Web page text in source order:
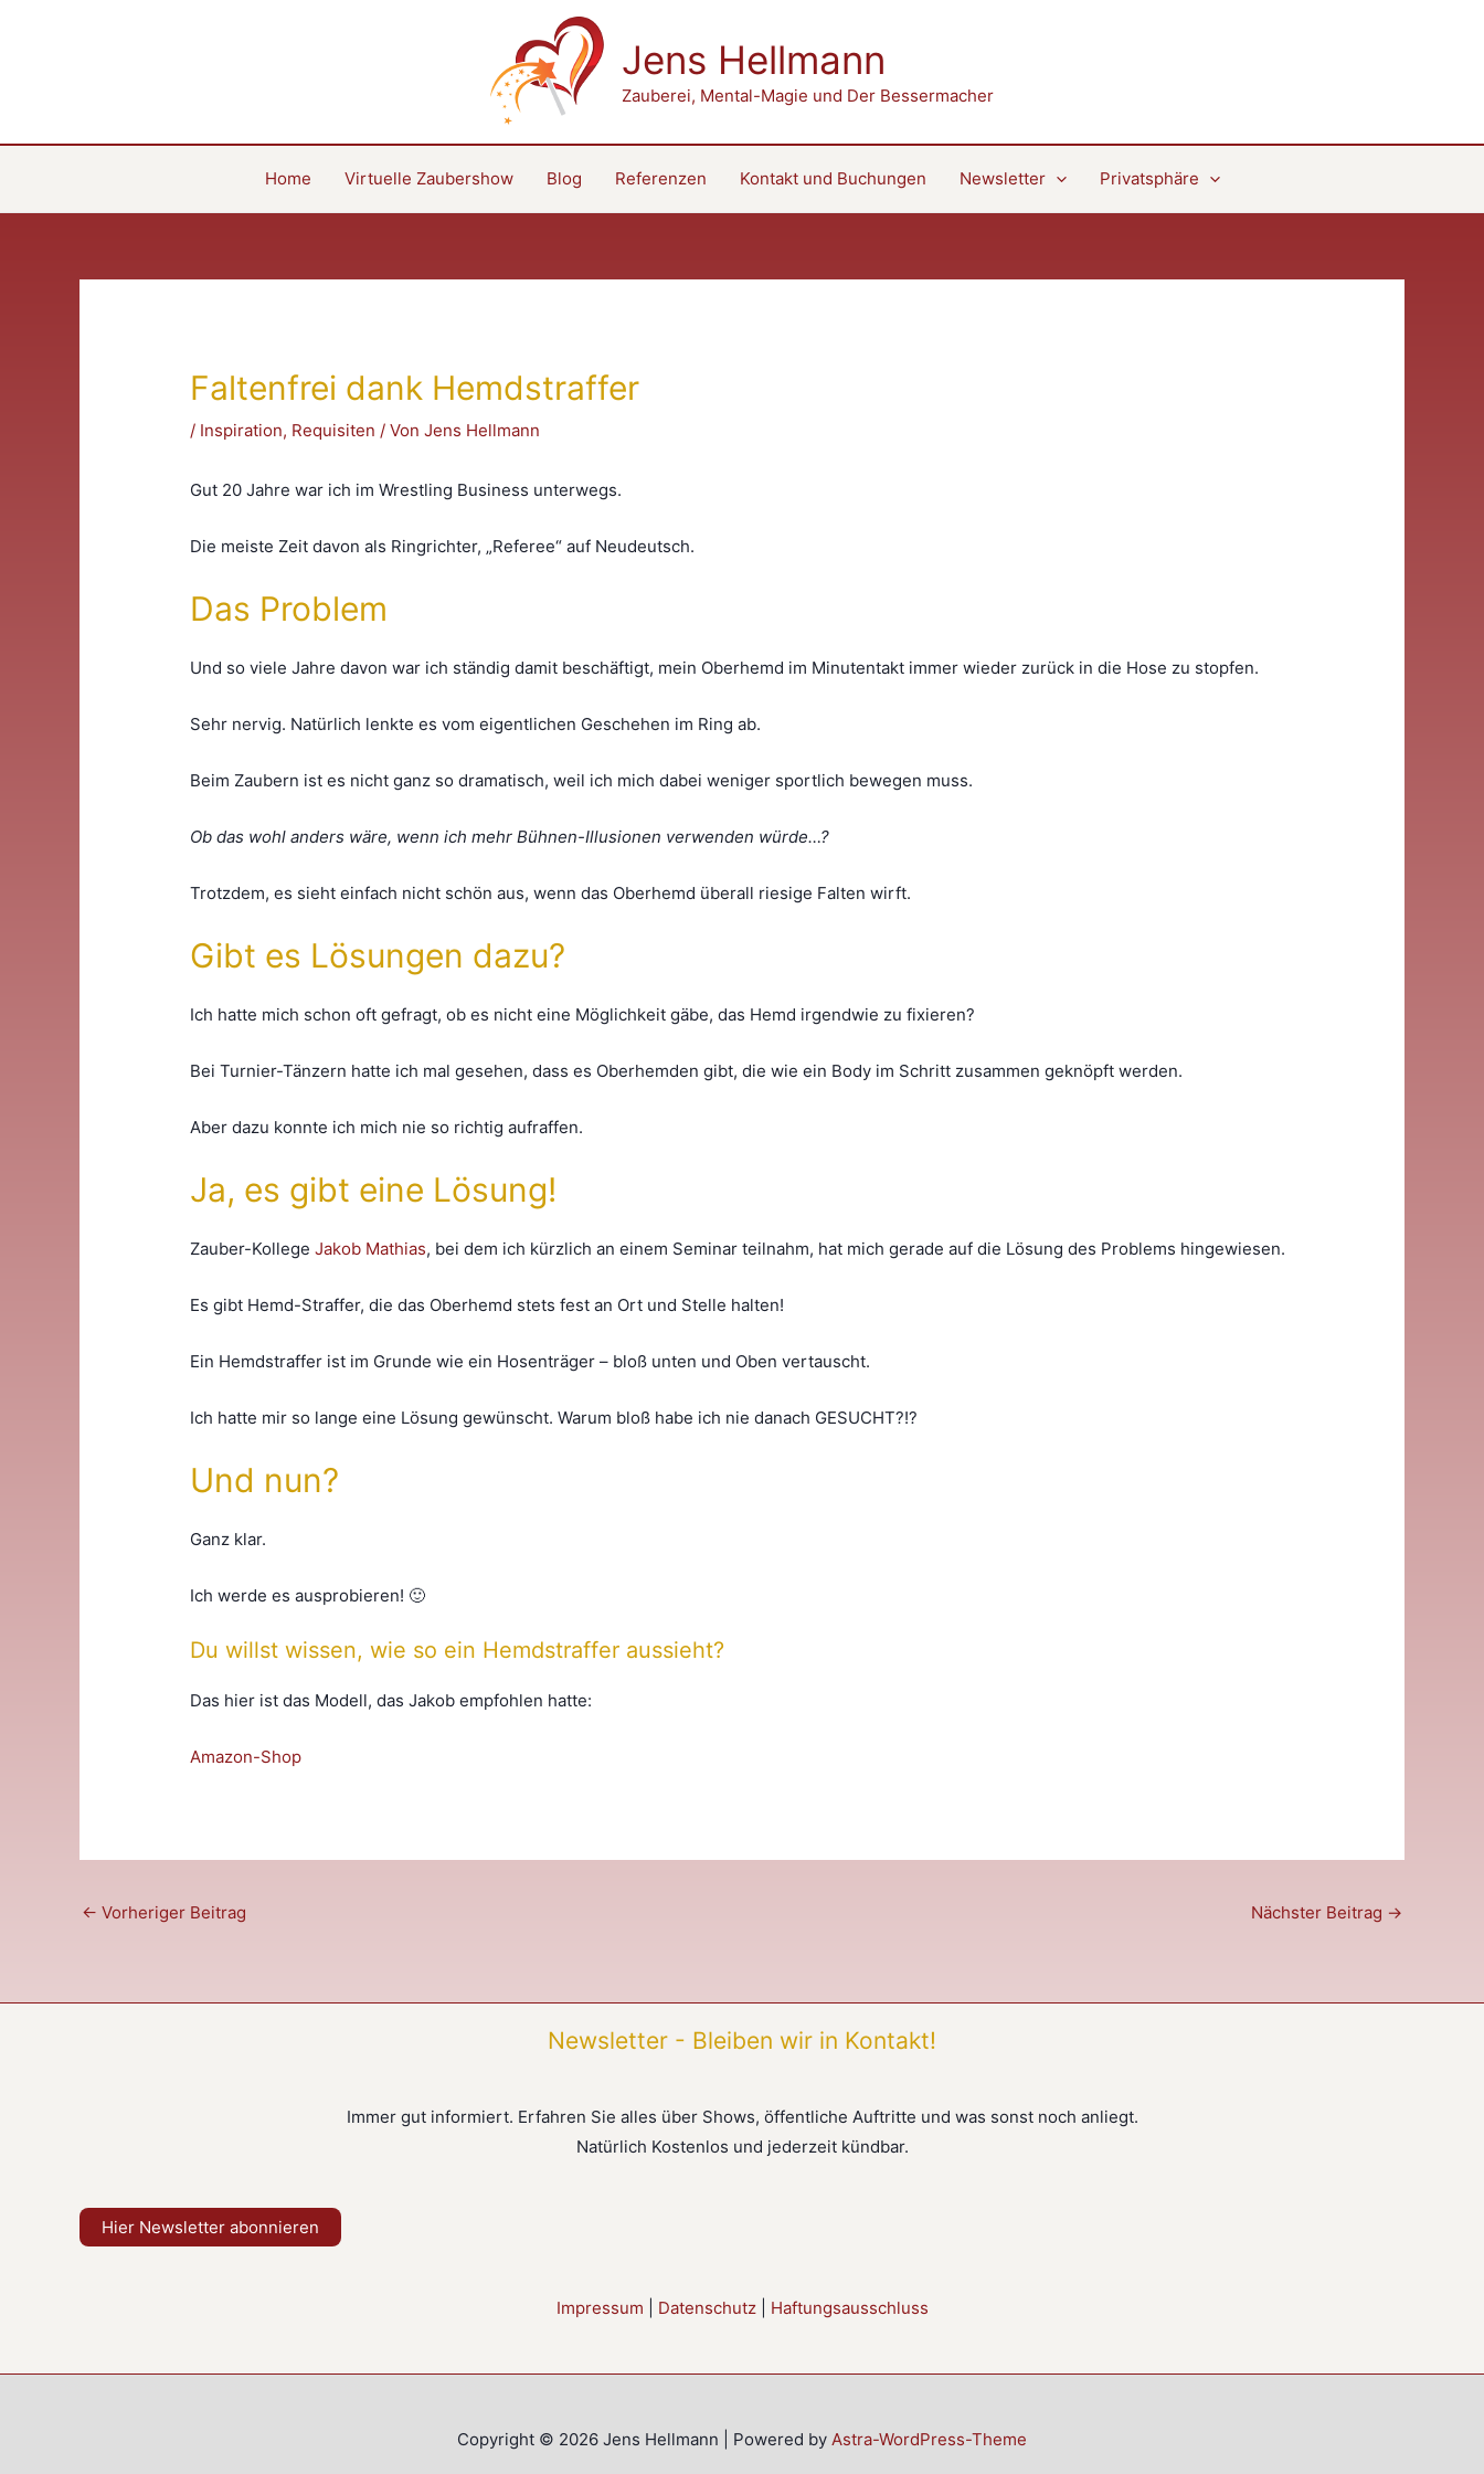
Jens Hellmann
Zauberei, Mental-Magie und Der Bessermacher
Home Virtuelle Zaubershow Blog Referenzen Kontakt und Buchungen Newsletter Privatsphäre
Faltenfrei dank Hemdstraffer
/ Inspiration, Requisiten / VonJens Hellmann
Gut 20 Jahre war ich im Wrestling Business unterwegs.
Die meiste Zeit davon als Ringrichter, „Referee“ auf Neudeutsch.
Das Problem
Und so viele Jahre davon war ich ständig damit beschäftigt, mein Oberhemd im Minutentakt immer wieder zurück in die Hose zu stopfen.
Sehr nervig. Natürlich lenkte es vom eigentlichen Geschehen im Ring ab.
Beim Zaubern ist es nicht ganz so dramatisch, weil ich mich dabei weniger sportlich bewegen muss.
Ob das wohl anders wäre, wenn ich mehr Bühnen-Illusionen verwenden würde…?
Trotzdem, es sieht einfach nicht schön aus, wenn das Oberhemd überall riesige Falten wirft.
Gibt es Lösungen dazu?
Ich hatte mich schon oft gefragt, ob es nicht eine Möglichkeit gäbe, das Hemd irgendwie zu fixieren?
Bei Turnier-Tänzern hatte ich mal gesehen, dass es Oberhemden gibt, die wie ein Body im Schritt zusammen geknöpft werden.
Aber dazu konnte ich mich nie so richtig aufraffen.
Ja, es gibt eine Lösung!
Zauber-KollegeJakob Mathias, bei dem ich kürzlich an einem Seminar teilnahm, hat mich gerade auf die Lösung des Problems hingewiesen.
Es gibt Hemd-Straffer, die das Oberhemd stets fest an Ort und Stelle halten!
Ein Hemdstraffer ist im Grunde wie ein Hosenträger – bloß unten und Oben vertauscht.
Ich hatte mir so lange eine Lösung gewünscht. Warum bloß habe ich nie danach GESUCHT?!?
Und nun?
Ganz klar.
Ich werde es ausprobieren! 🙂
Du willst wissen, wie so ein Hemdstraffer aussieht?
Das hier ist das Modell, das Jakob empfohlen hatte:
Amazon-Shop
Post
← Vorheriger Beitrag Nächster Beitrag →
Newsletter - Bleiben wir in Kontakt!
Immer gut informiert. Erfahren Sie alles über Shows, öffentliche Auftritte und was sonst noch anliegt.
Natürlich Kostenlos und jederzeit kündbar.
Hier Newsletter abonnieren
Impressum Datenschutz| Haftungsausschluss
Copyright © 2026 Jens Hellmann | Powered by Astra-WordPress-Theme